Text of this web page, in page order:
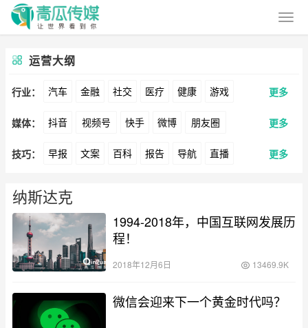
运营大纲
行业： 汽车 金融 社交 医疗 健康 游戏
动漫 美妆 美食 家装 教育 婚纱
酒旅 母婴 宠物 文娱 跨境 科技
广告
更多
媒体： 抖音 视频号 快手 微博 朋友圈
公众号 B站 小红书 头条 知乎
360
最右 神马 谷歌 Facebook Tiktok
YouTube
更多
技巧： 早报 文案 百科 报告 导航 直播
卖货
涨粉 广告 推广 方案 策划 案例
数据 拉新
更多
纳斯达克
1994-2018年，中国互联网发展历
程！
2018年12月6日 13469.9K
微信会迎来下一个黄金时代吗？